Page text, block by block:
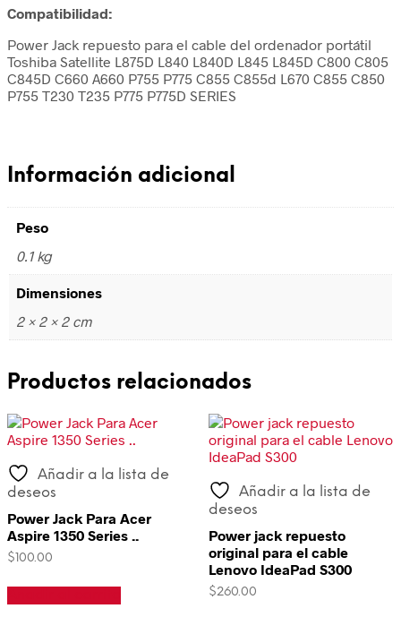
Compatibilidad:
Power Jack repuesto para el cable del ordenador portátil
Toshiba Satellite L875D L840 L840D L845 L845D C800 C805
C845D C660 A660 P755 P775 C855 C855d L670 C855 C850
P755 T230 T235 P775 P775D SERIES
Información adicional
Peso
0.1 kg
Dimensiones
2 × 2 × 2 cm
Productos relacionados
Añadir a la lista de
deseos
Power Jack Para Acer
Aspire 1350 Series ..
$ 100.00
Añadir a la lista de
deseos
Power jack repuesto
original para el cable
Lenovo IdeaPad S300
$260.00